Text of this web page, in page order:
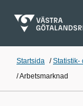
Startsida /Statistik-
/Arbetsmarknad